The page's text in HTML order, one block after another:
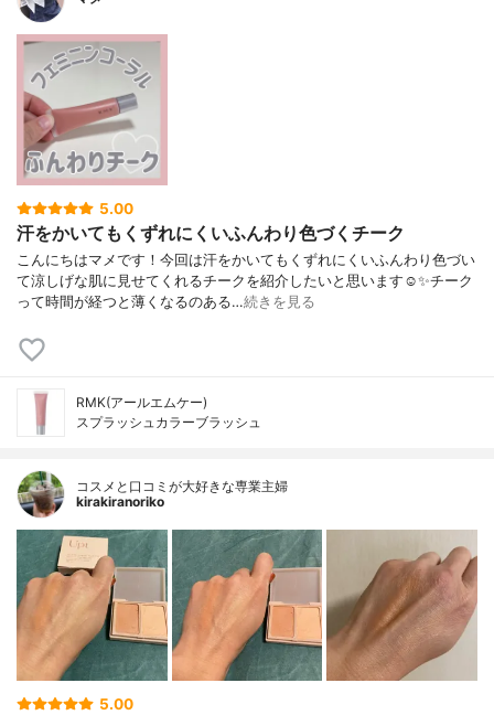
5.00
汗をかいてもくずれにくいふんわり色づくチーク
こんにちはマメです！今回は汗をかいてもくずれにくいふんわり色づい
て涼しげな肌に見せてくれるチークを紹介したいと思います☺️✨チーク
って時間が経つと薄くなるのある…続きを見る
RMK(アールエムケー)
スプラッシュカラーブラッシュ
コスメと口コミが大好きな専業主婦
kirakiranoriko
5.00